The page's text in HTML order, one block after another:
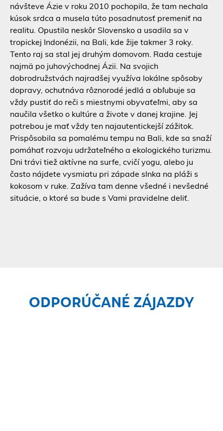
návšteve Ázie v roku 2010 pochopila, že tam nechala
kúsok srdca a musela túto posadnutosť premeniť na
realitu. Opustila neskôr Slovensko a usadila sa v
tropickej Indonézii, na Bali, kde žije takmer 3 roky.
Tento raj sa stal jej druhým domovom. Rada cestuje
najmä po juhovýchodnej Ázii. Na svojich
dobrodružstvách najradšej využíva lokálne spôsoby
dopravy, ochutnáva rôznorodé jedlá a obľubuje sa
vždy pustiť do reči s miestnymi obyvaťeľmi, aby sa
naučila všetko o kultúre a živote v danej krajine. Jej
potrebou je mať vždy ten najautentickejší zážitok.
Prispôsobila sa pomalému tempu na Bali, kde sa snaží
pomáhať rozvoju udržateľného a ekologického turizmu.
Dni trávi tiež aktívne na surfe, cvičí yogu, alebo ju
často nájdete vysmiatu pri západe slnka na pláži s
kokosom v ruke. Zažíva tam denne všedné i nevšedné
situácie, o ktoré sa bude s Vami pravidelne deliť.
ODPORÚČANÉ ZÁJAZDY